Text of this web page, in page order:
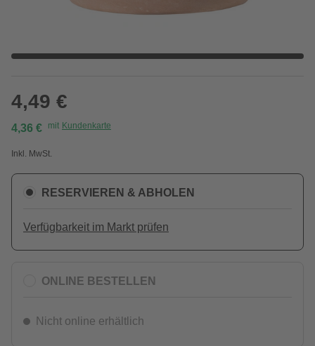
4,49 €
4,36 € mit Kundenkarte
Inkl. MwSt.
RESERVIEREN & ABHOLEN
Verfügbarkeit im Markt prüfen
ONLINE BESTELLEN
Nicht online erhältlich